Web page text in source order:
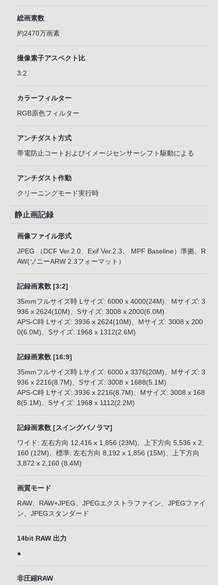
総画素数
約2470万画素
撮像素子アスペクト比
3:2
カラーフィルター
RGB原色フィルター
アンチダスト方式
帯電防止コートおよびイメージセンサーシフト駆動による
アンチダスト作動
クリーニングモード実行時
静止画記録
画像ファイル形式
JPEG （DCF Ver.2.0、Exif Ver.2.3、 MPF Baseline）準拠、R
AW(ソニーARW 2.3フォーマット）
記録画素数 [3:2]
35mmフルサイズ時 Lサイズ: 6000 x 4000(24M)、Mサイズ: 3
936 x 2624(10M)、Sサイズ: 3008 x 2000(6.0M)
APS-C時 Lサイズ: 3936 x 2624(10M)、Mサイズ: 3008 x 200
0(6.0M)、Sサイズ: 1968 x 1312(2.6M)
記録画素数 [16:9]
35mmフルサイズ時 Lサイズ: 6000 x 3376(20M)、Mサイズ: 3
936 x 2216(8.7M)、Sサイズ: 3008 x 1688(5.1M)
APS-C時 Lサイズ: 3936 x 2216(8.7M)、Mサイズ: 3008 x 168
8(5.1M)、Sサイズ: 1968 x 1112(2.2M)
記録画素数 [スイングパノラマ]
ワイド: 左右方向 12,416 x 1,856 (23M)、上下方向 5,536 x 2,
160 (12M)、標準: 左右方向 8,192 x 1,856 (15M)、上下方向
3,872 x 2,160 (8.4M)
画質モード
RAW、RAW+JPEG、JPEGエクストラファイン、JPEGファイ
ン、JPEGスタンダード
14bit RAW 出力
●
非圧縮RAW